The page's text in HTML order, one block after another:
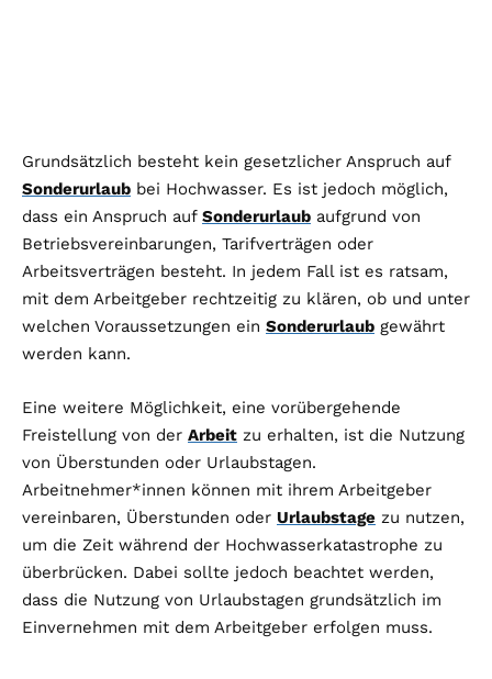
Grundsätzlich besteht kein gesetzlicher Anspruch auf
Sonderurlaub bei Hochwasser. Es ist jedoch möglich,
dass ein Anspruch auf Sonderurlaub aufgrund von
Betriebsvereinbarungen, Tarifverträgen oder
Arbeitsverträgen besteht. In jedem Fall ist es ratsam,
mit dem Arbeitgeber rechtzeitig zu klären, ob und unter
welchen Voraussetzungen ein Sonderurlaub gewährt
werden kann.
Eine weitere Möglichkeit, eine vorübergehende
Freistellung von der Arbeit zu erhalten, ist die Nutzung
von Überstunden oder Urlaubstagen.
Arbeitnehmer*innen können mit ihrem Arbeitgeber
vereinbaren, Überstunden oder Urlaubstage zu nutzen,
um die Zeit während der Hochwasserkatastrophe zu
überbrücken. Dabei sollte jedoch beachtet werden,
dass die Nutzung von Urlaubstagen grundsätzlich im
Einvernehmen mit dem Arbeitgeber erfolgen muss.